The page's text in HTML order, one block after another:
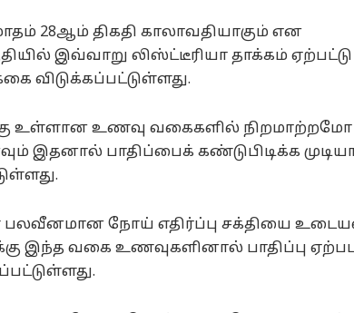
28ஆம் திகதி காலாவதியாகும் என
இவ்வாறு லிஸ்ட்டீரியா தாக்கம் ஏற்பட்டு
விடுக்கப்பட்டுள்ளது.
உள்ளான உணவு வகைகளில் நிறமாற்றமோ
இதனால் பாதிப்பைக் கண்டுபிடிக்க
பலவீனமான நோய் எதிர்ப்பு சக்தியை
இந்த வகை உணவுகளினால் பாதிப்பு